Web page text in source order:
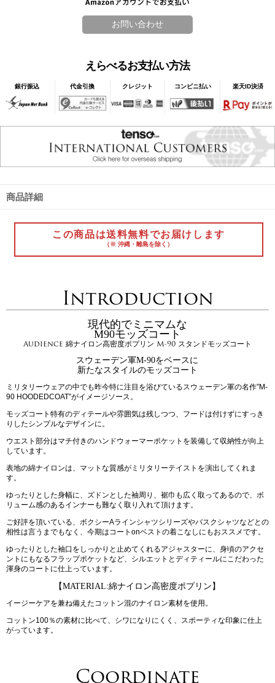
えらべるお支払い方法
銀行振込 代金引換 クレジット コンビニ払い 楽天ID決済
商品詳細
この商品は送料無料でお届けします
（※ 沖縄・離島を除く）
Introduction
現代的でミニマムな
M90モッズコート
Audience 綿ナイロン高密度ポプリン M-90 スタンドモッズコート
スウェーデン軍M-90をベースに
新たなスタイルのモッズコート
ミリタリーウェアの中でも昨今特に注目を浴びているスウェーデン軍の名作”M-
90 HOODEDCOAT”がイメージソース。
モッズコート特有のディテールや雰囲気は残しつつ、フードは付けずにすっき
りしたシンプルなデザインに。
ウエスト部分はマチ付きのハンドウォーマーポケットを装備して収納性が向上
しています。
表地の綿ナイロンは、マットな質感がミリタリーテイストを演出してくれま
す。
ゆったりとした身幅に、ズドンとした袖周り、裾巾も広く取ってあるので、ボ
リューム感のあるインナーも難なく取り入れて頂けます。
ご好評を頂いている、ボクシーAラインシャツシリーズやバスクシャツなどとの
相性は言うまでもなく、今期はコートonベストの着こなしにもおススメです。
ゆったりとした袖口をしっかりと止めてくれるアジャスターに、身頃のアクセ
ントにもなるフラップポケットなど、シルエットとディティールにこだわった
渾身のコートに仕上っています。
【MATERIAL:綿ナイロン高密度ポプリン】
イージーケアを兼ね備えたコットン混のナイロン素材を使用。
コットン100％の素材に比べて、シワになりにくく、スポーティな印象に仕上
がっています。
Coordinate